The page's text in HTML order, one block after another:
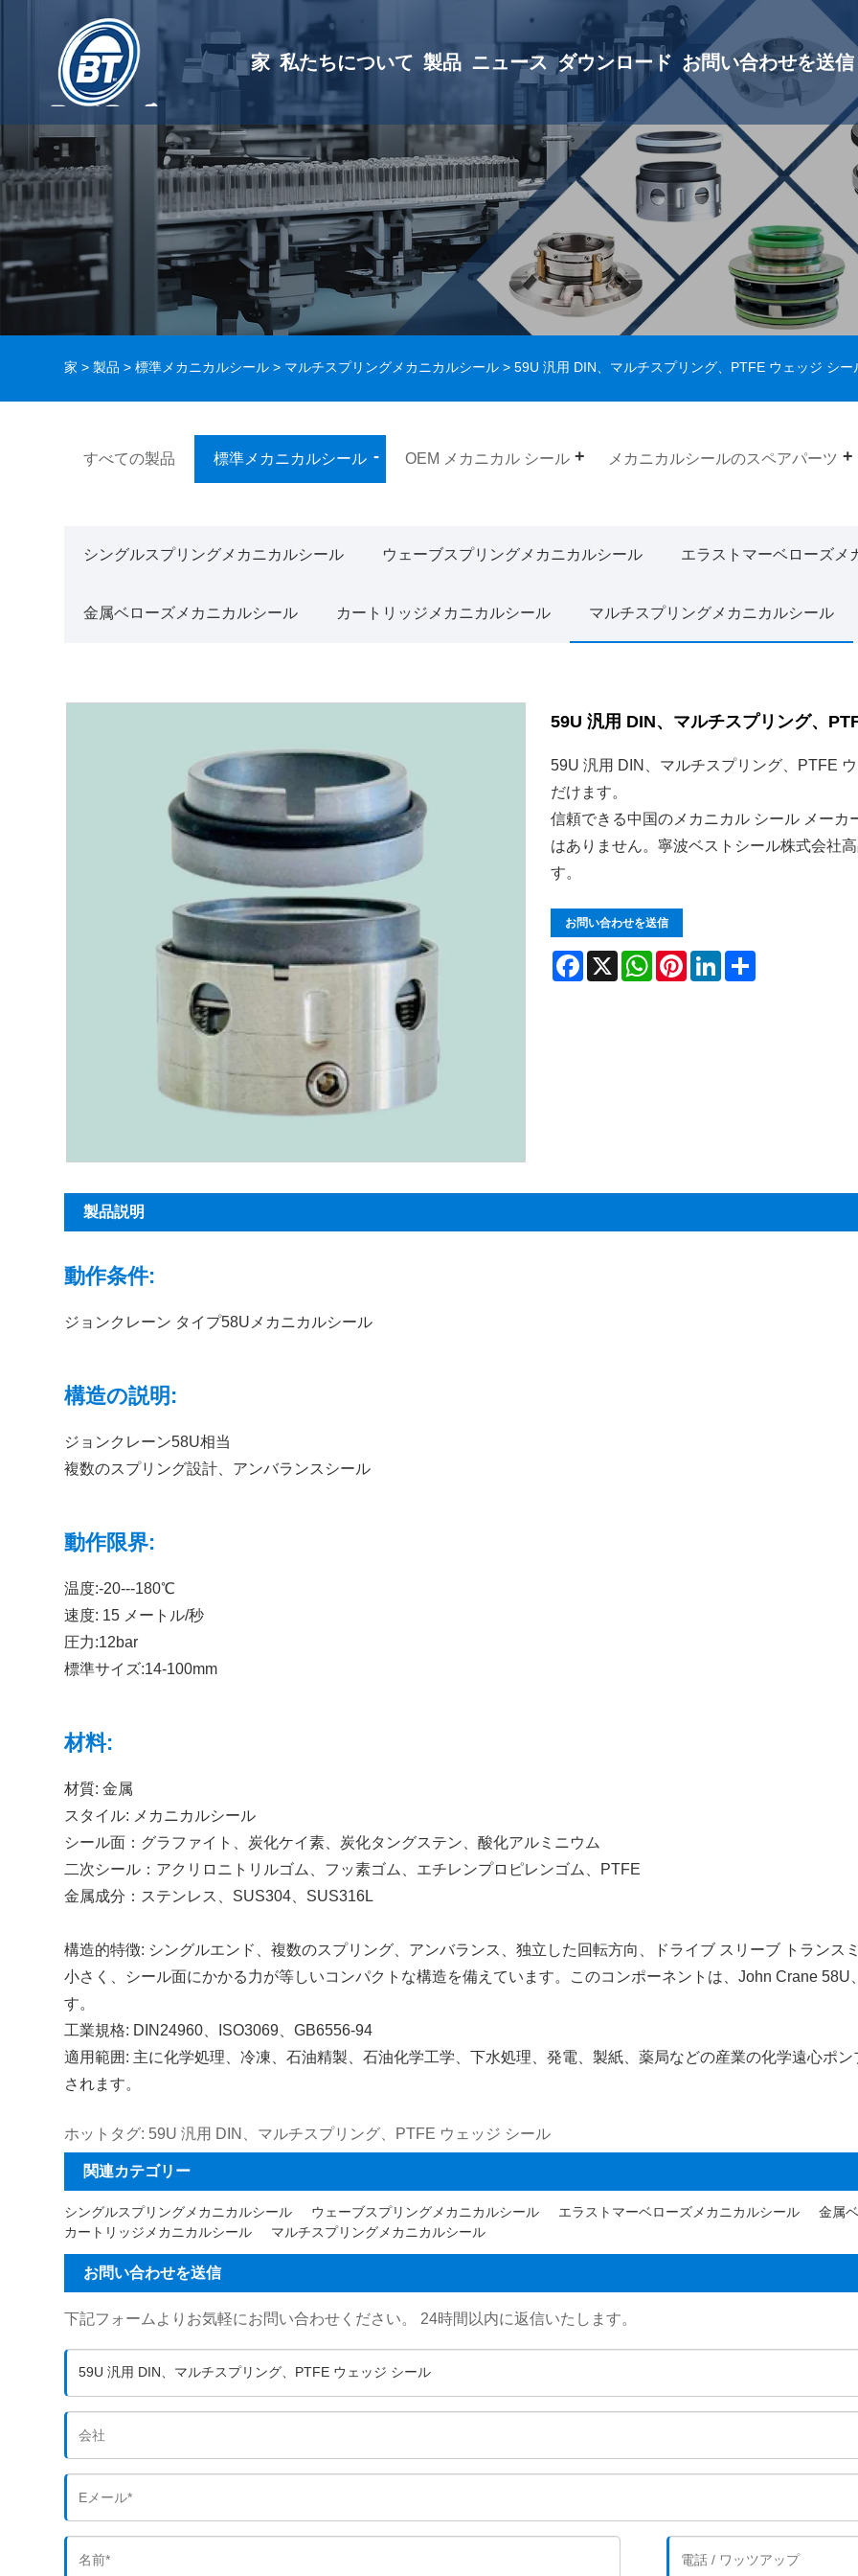
家 私たちについて 製品 ニュース ダウンロード お問い合わせを送信
家 > 製品 >標準メカニカルシール > マルチスプリングメカニカルシール > 59U 汎用 DIN、マルチスプリング、PTFE ウェッジ シー
すべての製品 標準メカニカルシール OEM メカニカル シール メカニカルシールのスペアパーツ
シングルスプリングメカニカルシール ウェーブスプリングメカニカルシール エラストマーベローズメ
金属ベローズメカニカルシール カートリッジメカニカルシール マルチスプリングメカニカルシール
59U 汎用 DIN、マルチスプリング、
59U 汎用 DIN、マルチスプリング、PTFE
だけます。
信頼できる中国のメカニカル シール メー
はありません。寧波ベストシール株式会社
す。
お問い合わせを送信
Facebook
X WhatsAppPinterestLinkedIn
製品説明
動作条件:
ジョンクレーン タイプ58Uメカニカルシール
構造の説明:
ジョンクレーン58U相当
複数のスプリング設計、アンバランスシール
動作限界:
温度:-20---180℃
速度: 15 メートル/秒
圧力:12bar
標準サイズ:14-100mm
材料:
材質: 金属
スタイル: メカニカルシール
シール面：グラファイト、炭化ケイ素、炭化タングステン、酸化アルミニウム
二次シール：アクリロニトリルゴム、フッ素ゴム、エチレンプロピレンゴム、PTFE
金属成分：ステンレス、SUS304、SUS316L
構造的特徴: シングルエンド、複数のスプリング、アンバランス、独立した回転方向、ドライブ スリーブ トランス
小さく、シール面にかかる力が等しいコンパクトな構造を備えています。このコンポーネントは、John Crane
す。
工業規格: DIN24960、ISO3069、GB6556-94
適用範囲: 主に化学処理、冷凍、石油精製、石油化学工学、下水処理、発電、製紙、薬局などの産業の化学遠心ポ
されます。
ホットタグ: 59U 汎用 DIN、マルチスプリング、PTFE ウェッジ シール
関連カテゴリー
シングルスプリングメカニカルシール ウェーブスプリングメカニカルシール エラストマーベローズメカニカルシール
金属
カートリッジメカニカルシール
マルチスプリングメカニカルシール
お問い合わせを送信
下記フォームよりお気軽にお問い合わせください。 24時間以内に返信いたします。